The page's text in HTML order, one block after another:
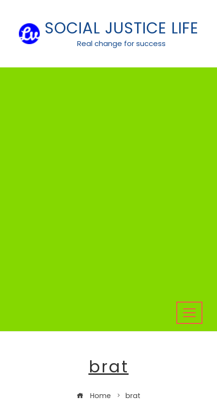
content
SOCIAL JUSTICE LIFE
Real change for success
brat
Home brat